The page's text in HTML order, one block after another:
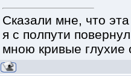
Сказали мне, что
я с полпути
мною кривые глухие